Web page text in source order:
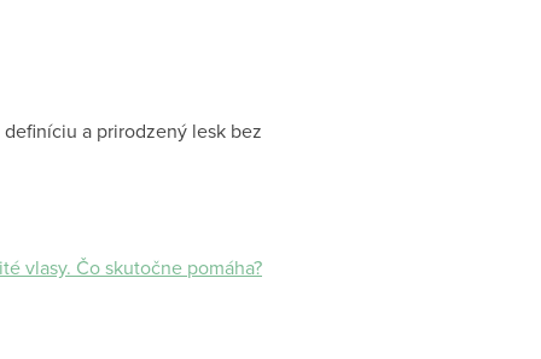
a prirodzený lesk bez
vlasy. Čo skutočne pomáha?